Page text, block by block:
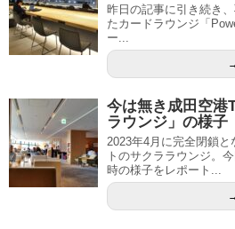
昨日の記事に引き続き
たカードラウンジ「
ー...
今は無き成田空港
ラウンジ」の様子
2023年4月に完全閉鎖
トのサクララウンジ。
時の様子をレポート...